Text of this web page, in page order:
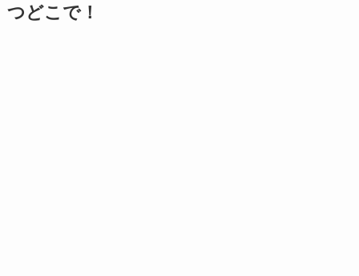
つどこで！